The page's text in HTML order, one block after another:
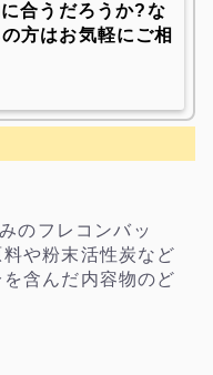
合うだろうか?な
方はお気軽にご相
のフレコンバッ
や粉末活性炭など
含んだ内容物のど